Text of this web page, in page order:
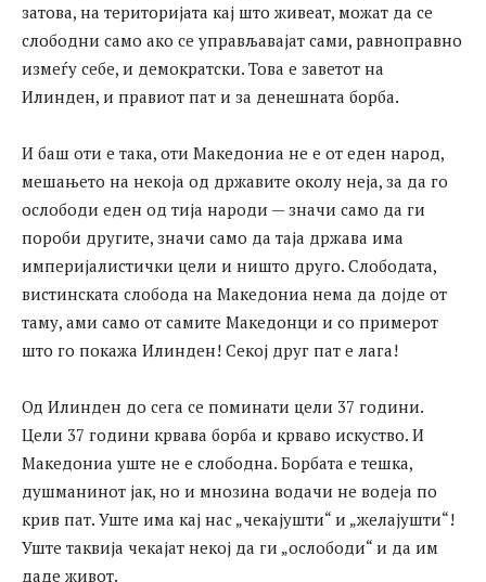
затова, на територијата кај што живеат, можат да се
слободни само ако се управљавајат сами, равноправно
измеѓу себе, и демократски. Това е заветот на
Илинден, и правиот пат и за денешната борба.
И баш оти е така, оти Македониа не е от еден народ,
мешањето на некоја од државите околу неја, за да го
ослободи еден од тија народи — значи само да ги
пороби другите, значи само да таја држава има
империјалистички цели и ништо друго. Слободата,
вистинската слобода на Македониа нема да дојде от
таму, ами само от самите Македонци и со примерот
што го покажа Илинден! Секој друг пат е лага!
Од Илинден до сега се поминати цели 37 години.
Цели 37 години крвава борба и крваво искуство. И
Македониа уште не е слободна. Борбата е тешка,
душманинот јак, но и мнозина водачи не водеја по
крив пат. Уште има кај нас „чекајушти“ и „желајушти“!
Уште таквија чекајат некој да ги „ослободи“ и да им
даде живот.